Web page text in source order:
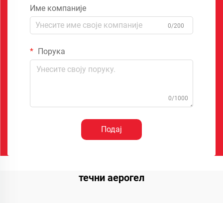
Име компаније
0/200
Порука
0/1000
Подај
течни аерогел